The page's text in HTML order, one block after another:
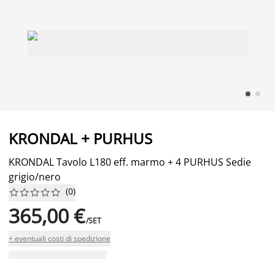
KRONDAL + PURHUS
KRONDAL Tavolo L180 eff. marmo + 4 PURHUS Sedie
grigio/nero





 (0)
365,00 €/SET
+ eventuali costi di spedizione